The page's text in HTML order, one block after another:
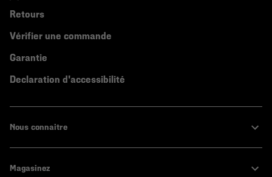
Retours
Vérifier une commande
Garantie
Declaration d'accessibilité
Nous connaitre
Magasinez